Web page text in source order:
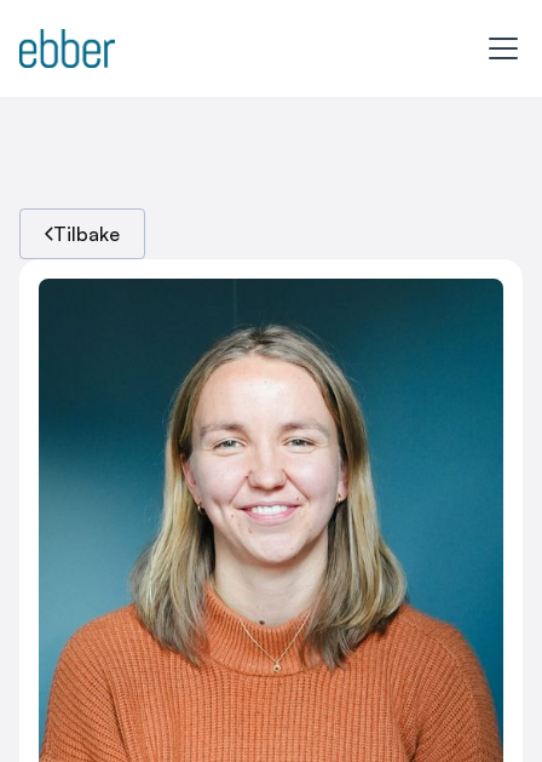
Tilbake